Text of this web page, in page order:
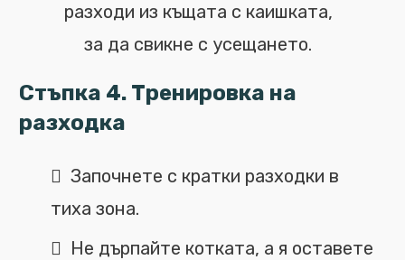
разходи из къщата с каишката,
за да свикне с усещането.
Стъпка 4. Тренировка на
разходка
Започнете с кратки разходки в
тиха зона.
Не дърпайте котката, а я оставете